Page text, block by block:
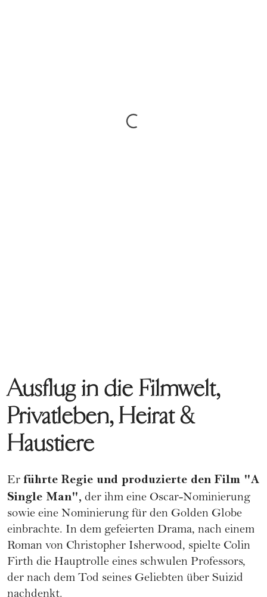
Ausflug in die Filmwelt,
Privatleben, Heirat &
Haustiere
Er führte Regie und produzierte den Film "A
Single Man", der ihm eine Oscar-Nominierung
sowie eine Nominierung für den Golden Globe
einbrachte. In dem gefeierten Drama, nach einem
Roman von Christopher Isherwood, spielte Colin
Firth die Hauptrolle eines schwulen Professors,
der nach dem Tod seines Geliebten über Suizid